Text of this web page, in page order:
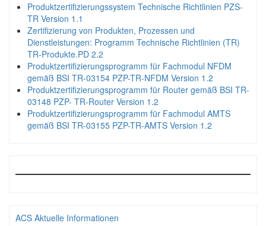
Produktzertifizierungssystem Technische Richtlinien PZS-
TR Version 1.1
Zertifizierung von Produkten, Prozessen und
Dienstleistungen: Programm Technische Richtlinien (TR)
TR-Produkte.PD 2.2
Produktzertifizierungsprogramm für Fachmodul NFDM
gemäß BSI TR-03154 PZP-TR-NFDM Version 1.2
Produktzertifizierungsprogramm für Router gemäß BSI TR-
03148 PZP- TR-Router Version 1.2
Produktzertifizierungsprogramm für Fachmodul AMTS
gemäß BSI TR-03155 PZP-TR-AMTS Version 1.2
ACS Aktuelle Informationen